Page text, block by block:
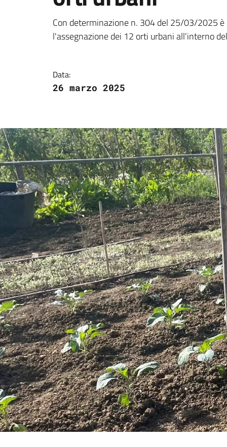
Approvazione
Con determinazione n. 304 del 25/03/2025
l'assegnazione dei 12 orti urbani all'interno
Data:
26 marzo 2025